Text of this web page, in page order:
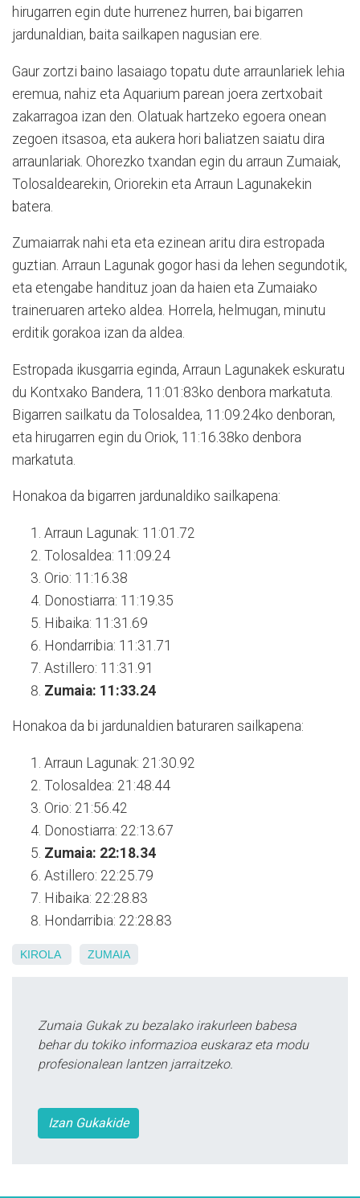
hirugarren egin dute hurrenez hurren, bai bigarren
jardunaldian, baita sailkapen nagusian ere.
Gaur zortzi baino lasaiago topatu dute arraunlariek lehia
eremua, nahiz eta Aquarium parean joera zertxobait
zakarragoa izan den. Olatuak hartzeko egoera onean
zegoen itsasoa, eta aukera hori baliatzen saiatu dira
arraunlariak. Ohorezko txandan egin du arraun Zumaiak,
Tolosaldearekin, Oriorekin eta Arraun Lagunakekin
batera.
Zumaiarrak nahi eta eta ezinean aritu dira estropada
guztian. Arraun Lagunak gogor hasi da lehen segundotik,
eta etengabe handituz joan da haien eta Zumaiako
traineruaren arteko aldea. Horrela, helmugan, minutu
erditik gorakoa izan da aldea.
Estropada ikusgarria eginda, Arraun Lagunakek eskuratu
du Kontxako Bandera, 11:01:83ko denbora markatuta.
Bigarren sailkatu da Tolosaldea, 11:09.24ko denboran,
eta hirugarren egin du Oriok, 11:16.38ko denbora
markatuta.
Honakoa da bigarren jardunaldiko sailkapena:
Arraun Lagunak: 11:01.72
Tolosaldea: 11:09.24
Orio: 11:16.38
Donostiarra: 11:19.35
Hibaika: 11:31.69
Hondarribia: 11:31.71
Astillero: 11:31.91
Zumaia: 11:33.24
Honakoa da bi jardunaldien baturaren sailkapena:
Arraun Lagunak: 21:30.92
Tolosaldea: 21:48.44
Orio: 21:56.42
Donostiarra: 22:13.67
Zumaia: 22:18.34
Astillero: 22:25.79
Hibaika: 22:28.83
Hondarribia: 22:28.83
KIROLA ZUMAIA
Zumaia Gukak zu bezalako irakurleen babesa
behar du tokiko informazioa euskaraz eta modu
profesionalean lantzen jarraitzeko.
Izan Gukakide